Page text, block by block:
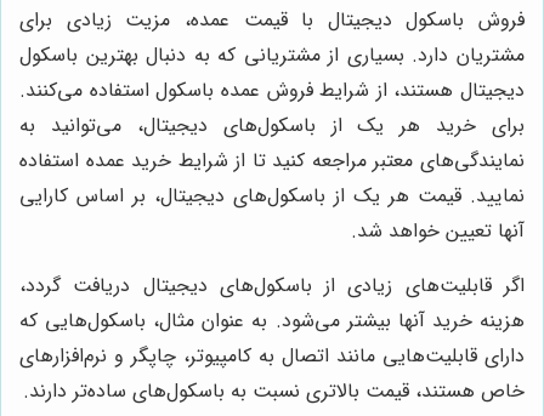
باسکول دیجیتال با قیمت عمده، مزیت زیادی برای
دارد. بسیاری از مشتریانی که به دنبال بهترین باسکول
هستند، از شرایط فروش عمده باسکول استفاده می‌کنند.
خرید هر یک از باسکول‌های دیجیتال، می‌توانید به
معتبر مراجعه کنید تا از شرایط خرید عمده استفاده
قیمت هر یک از باسکول‌های دیجیتال، بر اساس کارایی
تعیین خواهد شد.
قابلیت‌های زیادی از باسکول‌های دیجیتال دریافت گردد،
خرید آنها بیشتر می‌شود. به عنوان مثال، باسکول‌هایی که
قابلیت‌هایی مانند اتصال به کامپیوتر، چاپگر و نرم‌افزارهای
هستند، قیمت بالاتری نسبت به باسکول‌های ساده‌تر دارند.